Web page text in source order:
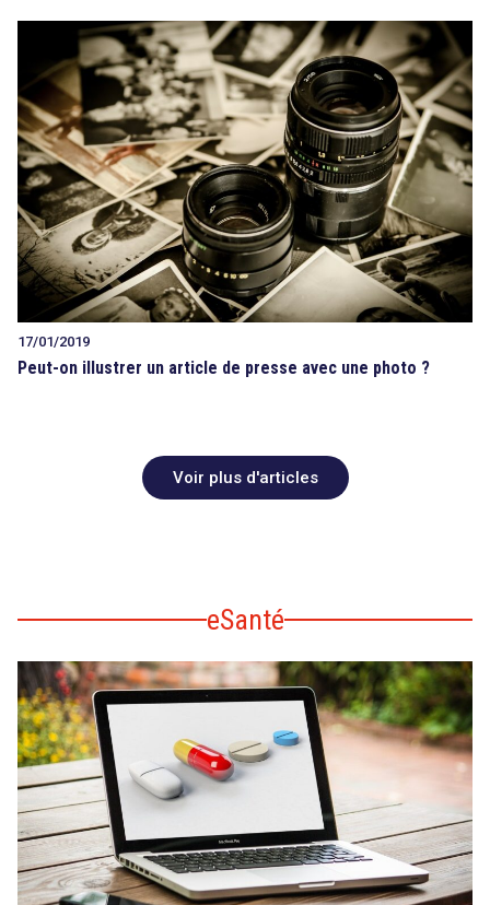
17/01/2019
Peut-on illustrer un article de presse avec une photo ?
Voir plus d'articles
eSanté
search